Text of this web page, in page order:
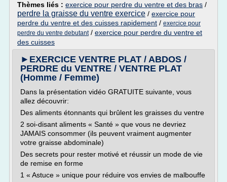
Thèmes liés : exercice pour perdre du ventre et des bras /
perdre la graisse du ventre exercice / exercice pour
perdre du ventre et des cuisses rapidement / exercice pour
perdre du ventre debutant/ exercice pour perdre du ventre et
des cuisses
►EXERCICE VENTRE PLAT / ABDOS /
PERDRE du VENTRE / VENTRE PLAT
(Homme / Femme)
Dans la présentation vidéo GRATUITE suivante, vous
allez découvrir:
Des aliments étonnants qui brûlent les graisses du ventre
2 soi-disant aliments « Santé » que vous ne devriez
JAMAIS consommer (ils peuvent vraiment augmenter
votre graisse abdominale)
Des secrets pour rester motivé et réussir un mode de vie
de remise en forme
1 « Astuce » unique pour réduire vos envies de malbouffe